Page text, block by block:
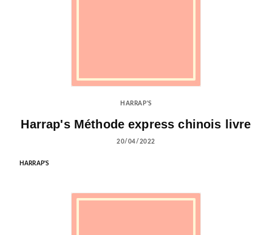
HARRAP'S
Harrap's Méthode express chinois livre
20/04/2022
HARRAP'S